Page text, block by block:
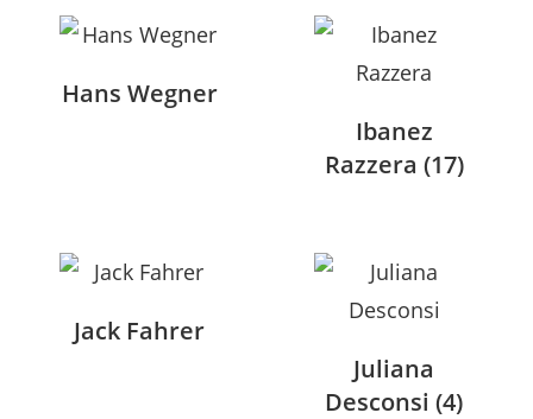
Hans Wegner
Ibanez
Razzera (17)
Jack Fahrer
Juliana
Desconsi (4)